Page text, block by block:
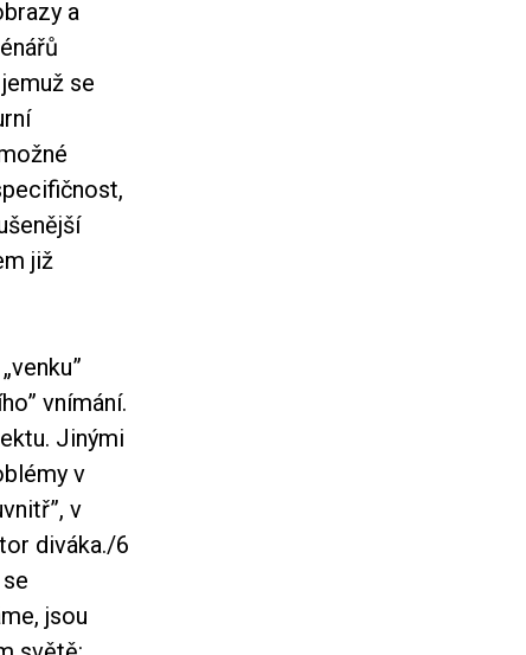
a
se
již
vnímání.
Jinými
v
v
diváka./6
jsou